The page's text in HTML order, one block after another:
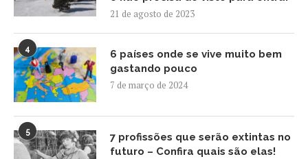
21 de agosto de 2023
4
6 países onde se vive muito bem
gastando pouco
7 de março de 2024
5
7 profissões que serão extintas no
futuro – Confira quais são elas!